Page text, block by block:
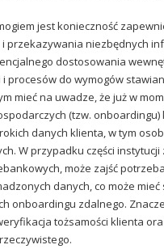
jest konieczność
przekazywania niezbędnych
dostosowania
procesów do wymogów
mieć na uwadze, że już w
(tzw. onboardingu)
danych klienta, w tym
W przypadku części
może zajść
danych, co może
onboardingu zdalnego.
tożsamości klienta